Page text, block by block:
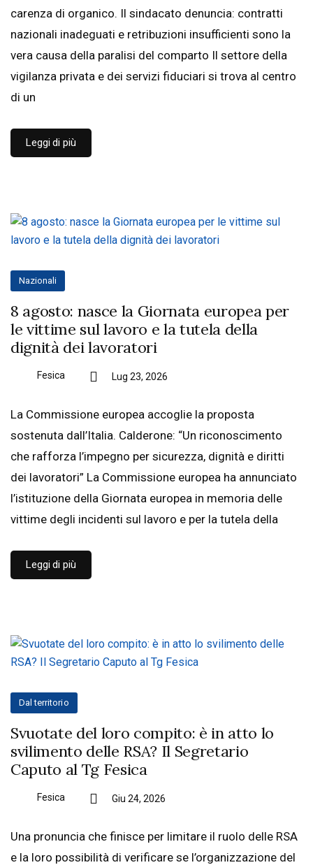
carenza di organico. Il sindacato denuncia: contratti
nazionali inadeguati e retribuzioni insufficienti sono la
vera causa della paralisi del comparto Il settore della
vigilanza privata e dei servizi fiduciari si trova al centro
di un
Leggi di più
Nazionali
8 agosto: nasce la Giornata europea per
le vittime sul lavoro e la tutela della
dignità dei lavoratori
Fesica Lug 23, 2026
La Commissione europea accoglie la proposta
sostenuta dall’Italia. Calderone: “Un riconoscimento
che rafforza l’impegno per sicurezza, dignità e diritti
dei lavoratori” La Commissione europea ha annunciato
l’istituzione della Giornata europea in memoria delle
vittime degli incidenti sul lavoro e per la tutela della
Leggi di più
Dal territorio
Svuotate del loro compito: è in atto lo
svilimento delle RSA? Il Segretario
Caputo al Tg Fesica
Fesica Giu 24, 2026
Una pronuncia che finisce per limitare il ruolo delle RSA
e la loro possibilità di verificare se l’organizzazione del